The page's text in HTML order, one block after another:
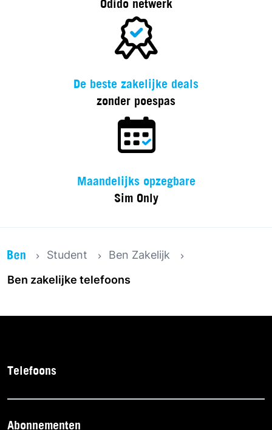
Odido netwerk
De beste zakelijke deals
zonder poespas
Maandelijks opzegbare
Sim Only
Student
Ben Zakelijk
Ben zakelijke telefoons
Telefoons
Abonnementen